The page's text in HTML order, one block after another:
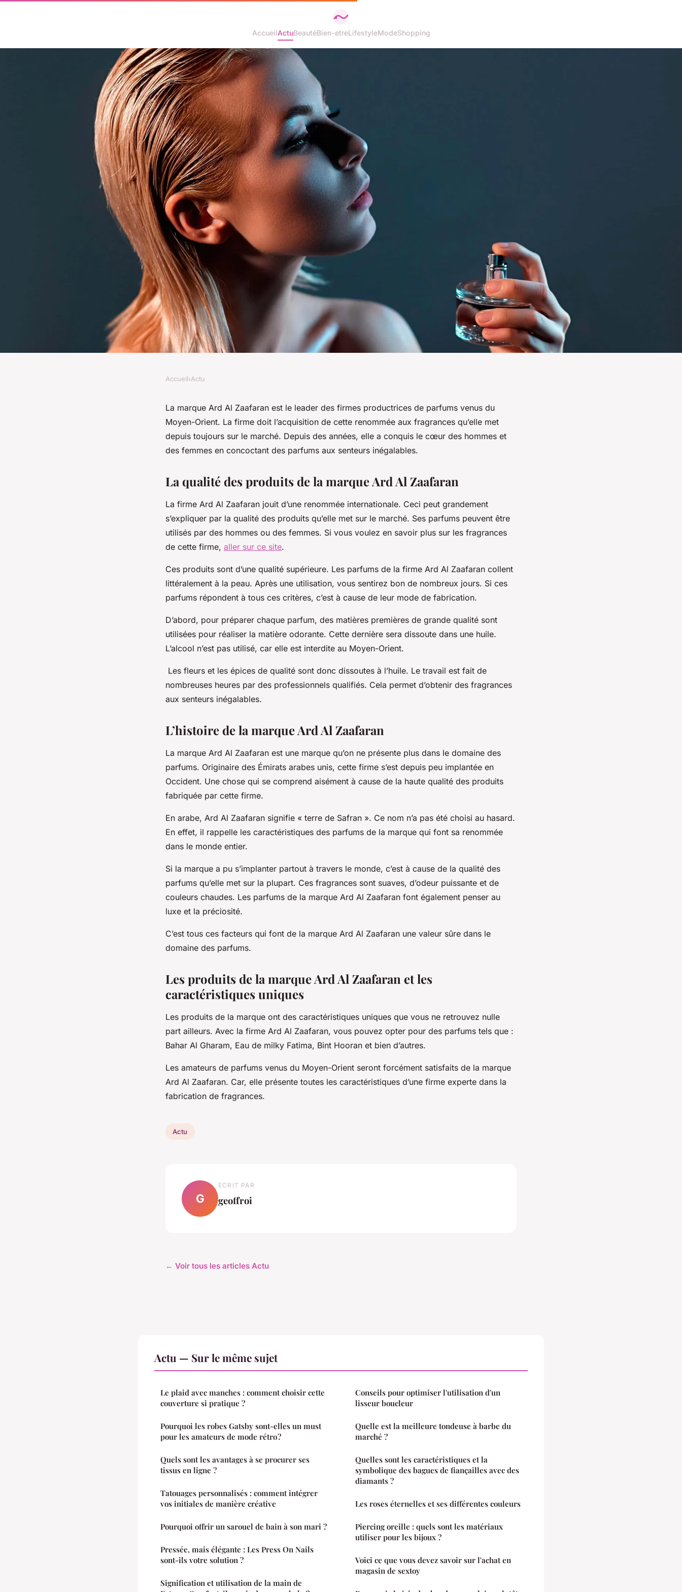
AccueilActuBeautéBien-etreLifestyleModeShopping
Tout savoir sur la marque Ard Al
Accueil›Actu
La marque Ard Al Zaafaran est le leader des firmes productrices de parfums venus du
Moyen-Orient. La firme doit l’acquisition de cette renommée aux fragrances qu’elle met
depuis toujours sur le marché. Depuis des années, elle a conquis le cœur des hommes et
des femmes en concoctant des parfums aux senteurs inégalables.
La qualité des produits de la marque Ard Al Zaafaran
La firme Ard Al Zaafaran jouit d’une renommée internationale. Ceci peut grandement
s’expliquer par la qualité des produits qu’elle met sur le marché. Ses parfums peuvent être
utilisés par des hommes ou des femmes. Si vous voulez en savoir plus sur les fragrances
de cette firme, aller sur ce site.
Ces produits sont d’une qualité supérieure. Les parfums de la firme Ard Al Zaafaran collent
littéralement à la peau. Après une utilisation, vous sentirez bon de nombreux jours. Si ces
parfums répondent à tous ces critères, c’est à cause de leur mode de fabrication.
D’abord, pour préparer chaque parfum, des matières premières de grande qualité sont
utilisées pour réaliser la matière odorante. Cette dernière sera dissoute dans une huile.
L’alcool n’est pas utilisé, car elle est interdite au Moyen-Orient.
Les fleurs et les épices de qualité sont donc dissoutes à l’huile. Le travail est fait de
nombreuses heures par des professionnels qualifiés. Cela permet d’obtenir des fragrances
aux senteurs inégalables.
L’histoire de la marque Ard Al Zaafaran
La marque Ard Al Zaafaran est une marque qu’on ne présente plus dans le domaine des
parfums. Originaire des Émirats arabes unis, cette firme s’est depuis peu implantée en
Occident. Une chose qui se comprend aisément à cause de la haute qualité des produits
fabriquée par cette firme.
En arabe, Ard Al Zaafaran signifie « terre de Safran ». Ce nom n’a pas été choisi au hasard.
En effet, il rappelle les caractéristiques des parfums de la marque qui font sa renommée
dans le monde entier.
Si la marque a pu s’implanter partout à travers le monde, c’est à cause de la qualité des
parfums qu’elle met sur la plupart. Ces fragrances sont suaves, d’odeur puissante et de
couleurs chaudes. Les parfums de la marque Ard Al Zaafaran font également penser au
luxe et la préciosité.
C’est tous ces facteurs qui font de la marque Ard Al Zaafaran une valeur sûre dans le
domaine des parfums.
Les produits de la marque Ard Al Zaafaran et les
caractéristiques uniques
Les produits de la marque ont des caractéristiques uniques que vous ne retrouvez nulle
part ailleurs. Avec la firme Ard Al Zaafaran, vous pouvez opter pour des parfums tels que :
Bahar Al Gharam, Eau de milky Fatima, Bint Hooran et bien d’autres.
Les amateurs de parfums venus du Moyen-Orient seront forcément satisfaits de la marque
Ard Al Zaafaran. Car, elle présente toutes les caractéristiques d’une firme experte dans la
fabrication de fragrances.
Actu
G
ECRIT PAR
geoffroi
← Voir tous les articles Actu
Actu — Sur le même sujet
Le plaid avec manches : comment choisir cette
couverture si pratique ?
Pourquoi les robes Gatsby sont-elles un must
pour les amateurs de mode rétro ?
Quels sont les avantages à se procurer ses
tissus en ligne ?
Tatouages personnalisés : comment intégrer
vos initiales de manière créative
Pourquoi offrir un sarouel de bain à son mari ?
Pressée, mais élégante : Les Press On Nails
sont-ils votre solution ?
Signification et utilisation de la main de
Conseils pour optimiser l'utilisation d'un
lisseur boucleur
Quelle est la meilleure tondeuse à barbe du
marché ?
Quelles sont les caractéristiques et la
symbolique des bagues de fiançailles avec des
diamants ?
Les roses éternelles et ses différentes couleurs
Piercing oreille : quels sont les matériaux
utiliser pour les bijoux ?
Voici ce que vous devez savoir sur l'achat en
magasin de sextoy